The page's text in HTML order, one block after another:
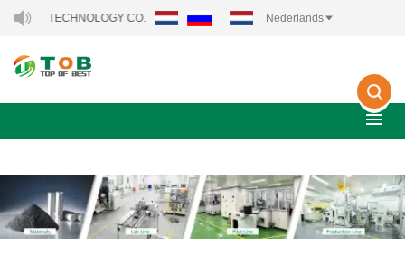
TECHNOLOGY CO., LTD.. Nederlands